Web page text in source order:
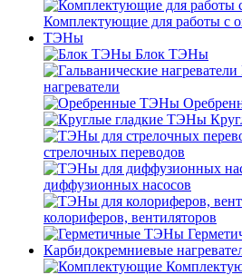
Комплектующие для работы с
ТЭНы
Блок ТЭНы
нагреватели
стрелочных переводов
диффузионных насосов
колориферов, вентиляторов
Карбидокремниевые